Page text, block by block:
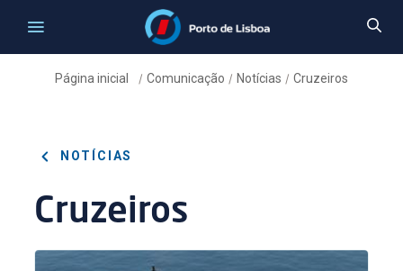
Página inicial / Comunicação / Notícias / Cruzeiros
NOTÍCIAS
Cruzeiros